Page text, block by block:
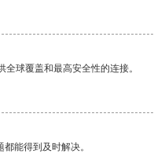
球覆盖和最高安全性的连接。
能得到及时解决。